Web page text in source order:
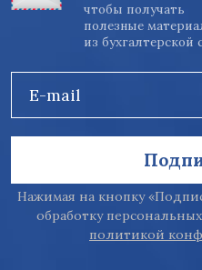
чтобы получать
полезные
из бухгалтерской
E-mail
Нажимая на кнопку
обработку
политикой